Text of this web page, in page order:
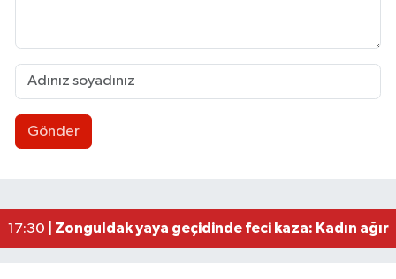
Gönder
21:53 |Zonguldakspor eski Başkanı Rıza Kerim
17:30 | Zonguldak yaya geçidinde feci kaza: Kadın ağır